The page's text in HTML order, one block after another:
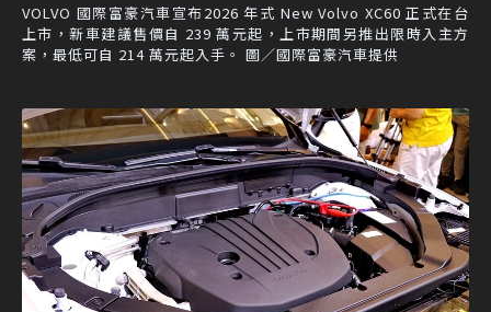
VOLVO 國際富豪汽車宣布2026 年式 New Volvo XC60 正式在台
上市，新車建議售價自 239 萬元起，上市期間另推出限時入主方
案，最低可自 214 萬元起入手。 圖／國際富豪汽車提供